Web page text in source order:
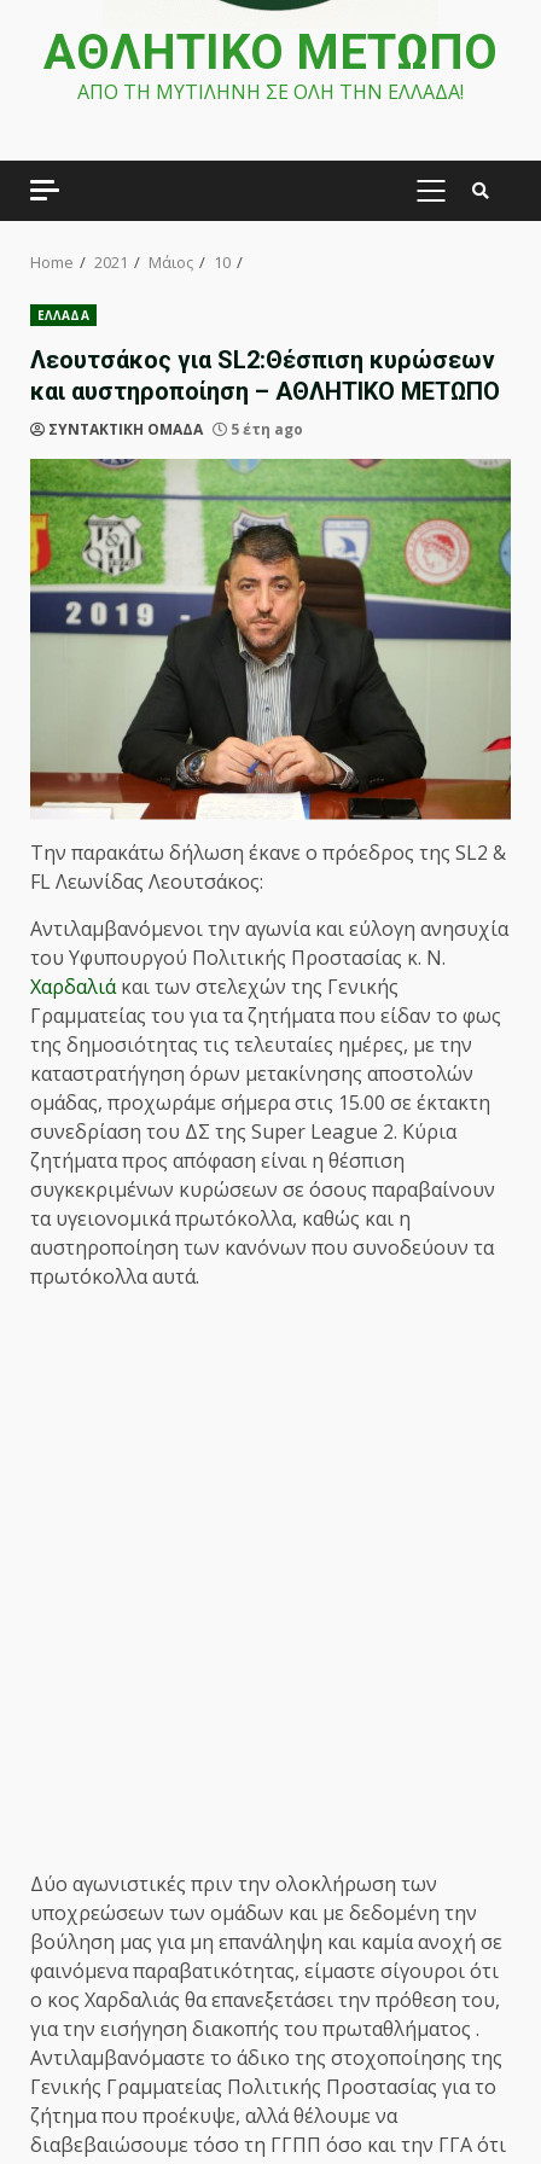
ΑΘΛΗΤΙΚΟ ΜΕΤΩΠΟ
ΑΠΟ ΤΗ ΜΥΤΙΛΗΝΗ ΣΕ ΟΛΗ ΤΗΝ ΕΛΛΑΔΑ!
PRIMARY
Home 2021 Μάιος 10
ΕΛΛΑΔΑ
Λεουτσάκος για SL2:Θέσπιση κυρώσεων
και αυστηροποίηση – ΑΘΛΗΤΙΚΟ ΜΕΤΩΠΟ
ΣΥΝΤΑΚΤΙΚΗ ΟΜΑΔΑ 5 έτη ago
Την παρακάτω δήλωση έκανε ο πρόεδρος της SL2 &
FL Λεωνίδας Λεουτσάκος:
Αντιλαμβανόμενοι την αγωνία και εύλογη ανησυχία
του Υφυπουργού Πολιτικής Προστασίας κ. Ν.
Χαρδαλιάκαι των στελεχών της Γενικής
Γραμματείας του για τα ζητήματα που είδαν το φως
της δημοσιότητας τις τελευταίες ημέρες, με την
καταστρατήγηση όρων μετακίνησης αποστολών
ομάδας, προχωράμε σήμερα στις 15.00 σε έκτακτη
συνεδρίαση του ΔΣ της Super League 2. Κύρια
ζητήματα προς απόφαση είναι η θέσπιση
συγκεκριμένων κυρώσεων σε όσους παραβαίνουν
τα υγειονομικά πρωτόκολλα, καθώς και η
αυστηροποίηση των κανόνων που συνοδεύουν τα
πρωτόκολλα αυτά.
Δύο αγωνιστικές πριν την ολοκλήρωση των
υποχρεώσεων των ομάδων και με δεδομένη την
βούληση μας για μη επανάληψη και καμία ανοχή σε
φαινόμενα παραβατικότητας, είμαστε σίγουροι ότι
ο κος Χαρδαλιάς θα επανεξετάσει την πρόθεση του,
για την εισήγηση διακοπής του πρωταθλήματος .
Αντιλαμβανόμαστε το άδικο της στοχοποίησης της
Γενικής Γραμματείας Πολιτικής Προστασίας για το
ζήτημα που προέκυψε, αλλά θέλουμε να
διαβεβαιώσουμε τόσο τη ΓΓΠΠ όσο και την ΓΓΑ ότι